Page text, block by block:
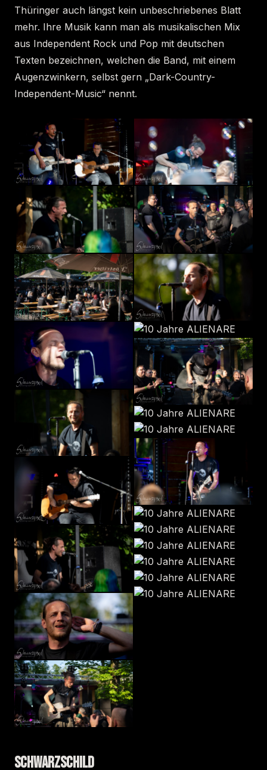
Thüringer auch längst kein unbeschriebenes Blatt
mehr. Ihre Musik kann man als musikalischen Mix
aus Independent Rock und Pop mit deutschen
Texten bezeichnen, welchen die Band, mit einem
Augenzwinkern, selbst gern „Dark-Country-
Independent-Music“ nennt.
SCHWARZSCHILD